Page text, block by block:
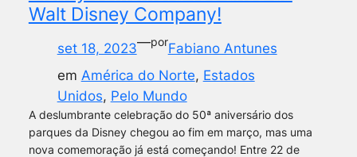
Walt Disney Company!
set 18, 2023—porFabiano Antunes
em América do Norte, Estados
Unidos, Pelo Mundo
A deslumbrante celebração do 50ª aniversário dos
parques da Disney chegou ao fim em março, mas uma
nova comemoração já está começando! Entre 22 de